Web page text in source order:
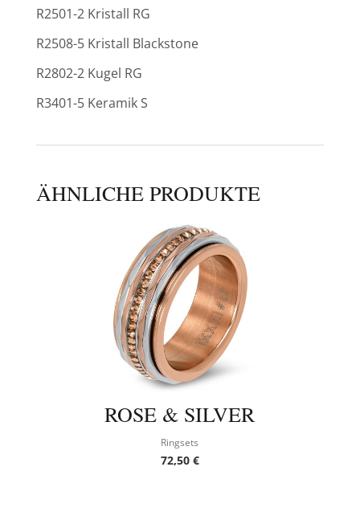
R2501-2 Kristall RG
R2508-5 Kristall Blackstone
R2802-2 Kugel RG
R3401-5 Keramik S
ÄHNLICHE PRODUKTE
ROSE & SILVER
Ringsets
72,50 €